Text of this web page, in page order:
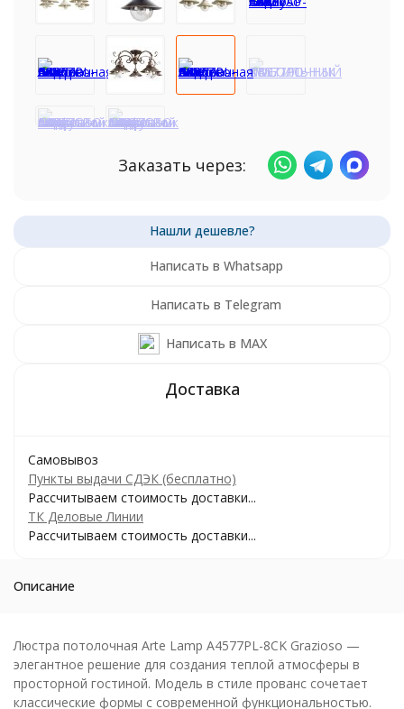
Заказать через:
Написать в Whatsapp
Написать в Telegram
Написать в MAX
Самовывоз
Пункты выдачи СДЭК (бесплатно)
Рассчитываем стоимость доставки...
ТК Деловые Линии
Рассчитываем стоимость доставки...
Описание
Люстра потолочная Arte Lamp A4577PL-8CK Grazioso —
элегантное решение для создания теплой атмосферы в
просторной гостиной. Модель в стиле прованс сочетает
классические формы с современной функциональностью.